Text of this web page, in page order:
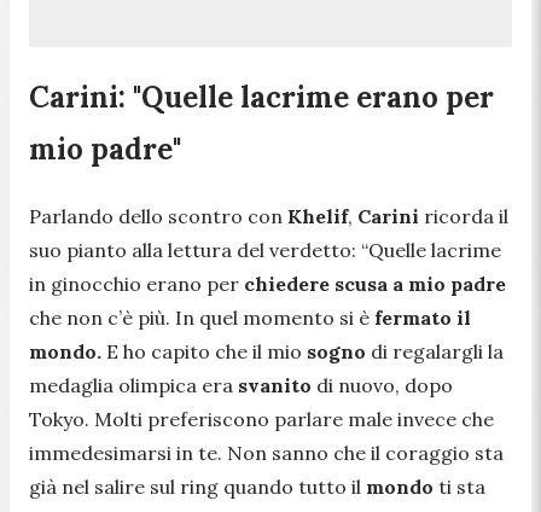
Carini: "Quelle lacrime erano per
mio padre"
Parlando dello scontro con Khelif, Carini ricorda il
suo pianto alla lettura del verdetto: “Quelle lacrime
in ginocchio erano per chiedere scusa a mio padre
che non c’è più. In quel momento si è fermato il
mondo. E ho capito che il mio sogno di regalargli la
medaglia olimpica era svanito di nuovo, dopo
Tokyo. Molti preferiscono parlare male invece che
immedesimarsi in te. Non sanno che il coraggio sta
già nel salire sul ring quando tutto il mondo ti sta